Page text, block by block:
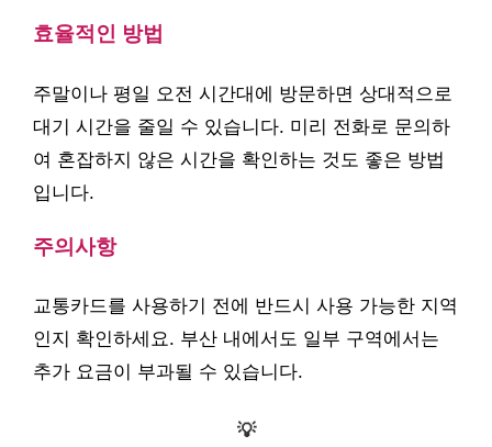
효율적인 방법
주말이나 평일 오전 시간대에 방문하면 상대적으로
대기 시간을 줄일 수 있습니다. 미리 전화로 문의하
여 혼잡하지 않은 시간을 확인하는 것도 좋은 방법
입니다.
주의사항
교통카드를 사용하기 전에 반드시 사용 가능한 지역
인지 확인하세요. 부산 내에서도 일부 구역에서는
추가 요금이 부과될 수 있습니다.
💡